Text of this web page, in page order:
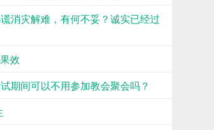
消灾解难，有何不妥？诚实已经过
效
期间可以不用参加教会聚会吗？